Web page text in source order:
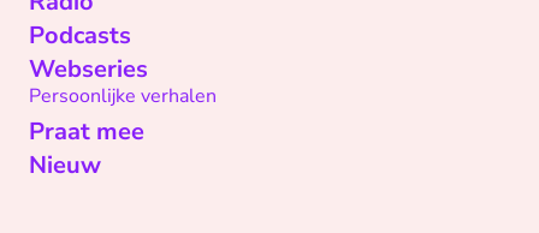
Podcasts
Webseries
Persoonlijke verhalen
Praat mee
Nieuw